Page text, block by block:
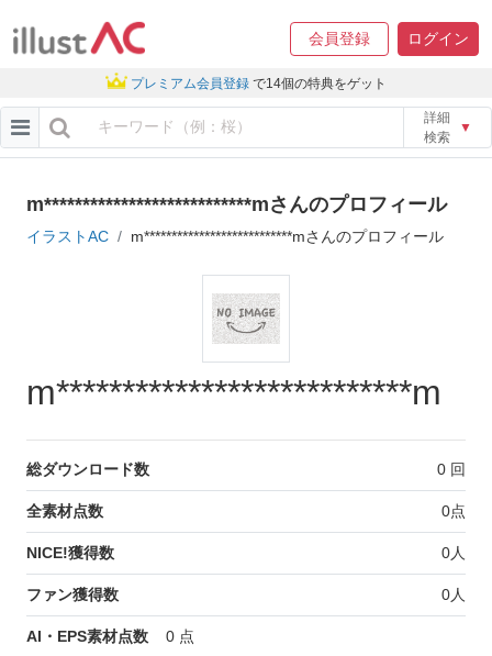
会員登録 ログイン
プレミアム会員登録 で14個の特典をゲット
詳細
検索
▼
m***************************mさんのプロフィール
イラストAC m***************************mさんのプロフィール
m***************************m
総ダウンロード数 0 回
全素材点数 0点
NICE!獲得数 0人
ファン獲得数 0人
AI・EPS素材点数 0 点